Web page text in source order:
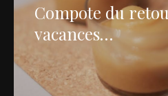
Compote du
vacances…